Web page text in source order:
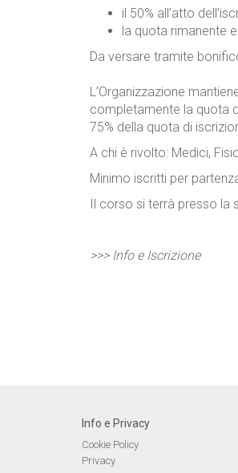
il 50% all’atto
la quota rimanente
Da versare tramite
L’Organizzazione
completamente la quota
75% della quota di
A chi è rivolto: Medici,
Minimo iscritti per
Il corso si terrà presso la
>>> Info e Iscrizione
Info e Privacy
Cookie Policy
Privacy